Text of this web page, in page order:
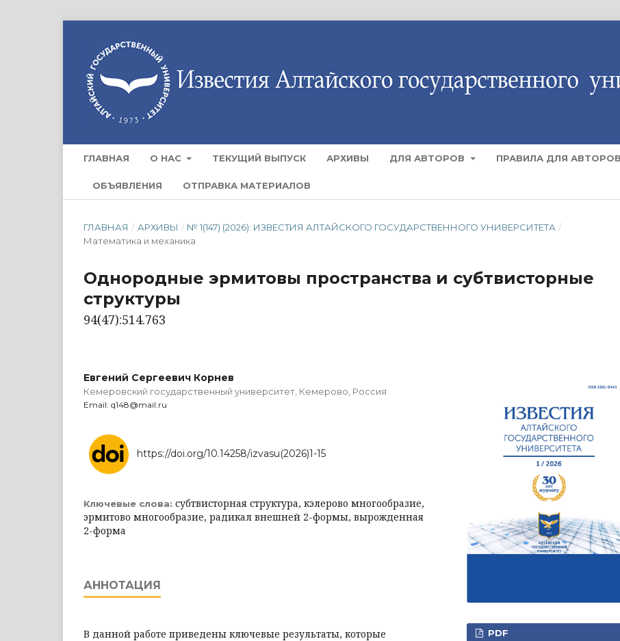
ГЛАВНАЯ О НАС ТЕКУЩИЙ ВЫПУСК АРХИВЫ ДЛЯ АВТОРОВ ПРАВИЛА ДЛЯ АВТОРОВ
ОБЪЯВЛЕНИЯ ОТПРАВКА МАТЕРИАЛОВ
ГЛАВНАЯ / АРХИВЫ / № 1(147) (2026): ИЗВЕСТИЯ АЛТАЙСКОГО ГОСУДАРСТВЕННОГО УНИВЕРСИТЕТА /
Математика и механика
Однородные эрмитовы пространства и субтвисторные
структуры
94(47):514.763
Евгений Сергеевич Корнев
Кемеровский государственный университет, Кемерово, Россия
Email: q148@mail.ru
https://doi.org/10.14258/izvasu(2026)1-15
Ключевые слова: субтвисторная структура, кэлерово многообразие,
эрмитово многообразие, радикал внешней 2-формы, вырожденная
2-форма
АННОТАЦИЯ
В данной работе приведены ключевые результаты, которые
PDF